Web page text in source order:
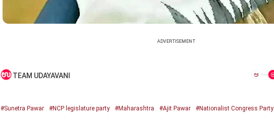
ADVERTISEMENT
TEAM UDAYAVANI ಅ
#Sunetra Pawar #NCP legislature party #Maharashtra #Ajit Pawar #Nationalist Congress Party